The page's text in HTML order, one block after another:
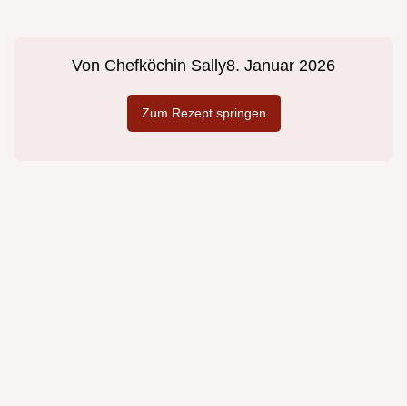
Von Chefköchin Sally8. Januar 2026
Zum Rezept springen